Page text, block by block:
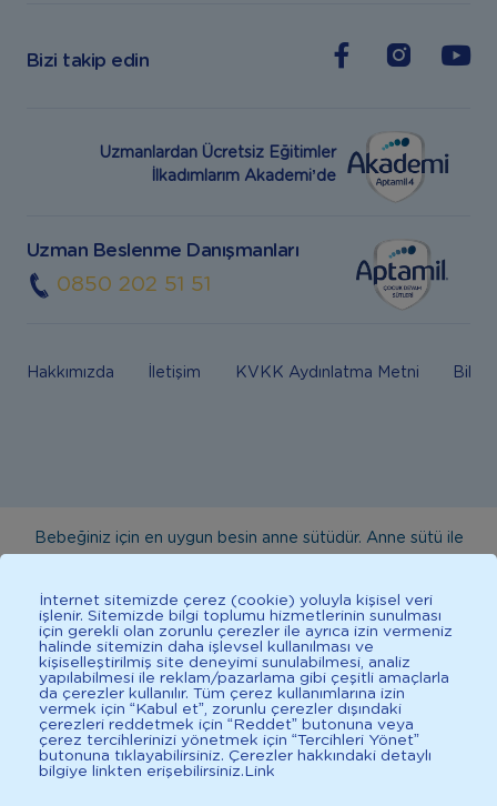
Bizi takip edin
Uzmanlardan Ücretsiz Eğitimler
İlkadımlarım Akademi’de
Uzman Beslenme Danışmanları
0850 202 51 51
Hakkımızda İletişim KVKK Aydınlatma Metni Bilgi
Bebeğiniz için en uygun besin anne sütüdür. Anne sütü ile
danışınız. Bu sitede yayınlanan bilgiler hekim tavsiyesi
yerine geçmez. En doğru bilgi için doktorunuza danışınız.
Sağlıklı yaşam için dengeli, çeşitli beslenilmelidir. *D vitamini
çocuklarda bağışıklık sisteminin normal işlevine katkıda
bulunur.
İnternet sitemizde çerez (cookie) yoluyla kişisel veri
işlenir. Sitemizde bilgi toplumu hizmetlerinin sunulması
için gerekli olan zorunlu çerezler ile ayrıca izin vermeniz
halinde sitemizin daha işlevsel kullanılması ve
kişiselleştirilmiş site deneyimi sunulabilmesi, analiz
yapılabilmesi ile reklam/pazarlama gibi çeşitli amaçlarla
da çerezler kullanılır. Tüm çerez kullanımlarına izin
vermek için “Kabul et”, zorunlu çerezler dışındaki
çerezleri reddetmek için “Reddet” butonuna veya
çerez tercihlerinizi yönetmek için “Tercihleri Yönet”
butonuna tıklayabilirsiniz. Çerezler hakkındaki detaylı
bilgiye linkten erişebilirsiniz. Link